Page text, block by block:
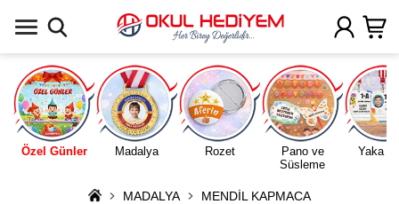
Özel Günler Madalya Rozet
Pano ve
Süsleme
Yaka
MADALYA MENDİL KAPMACA
Uygulamada Aç